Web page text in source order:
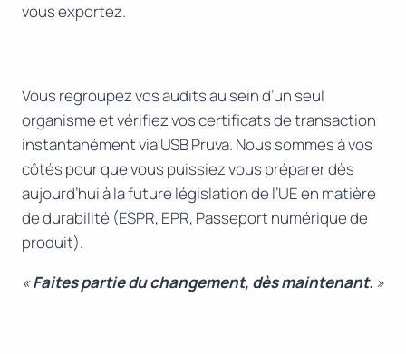
vous exportez.
Vous regroupez vos audits au sein d’un seul
organisme et vérifiez vos certificats de transaction
instantanément via USB Pruva. Nous sommes à vos
côtés pour que vous puissiez vous préparer dès
aujourd’hui à la future législation de l’UE en matière
de durabilité (ESPR, EPR, Passeport numérique de
produit).
«Faites partie du changement, dès maintenant. »